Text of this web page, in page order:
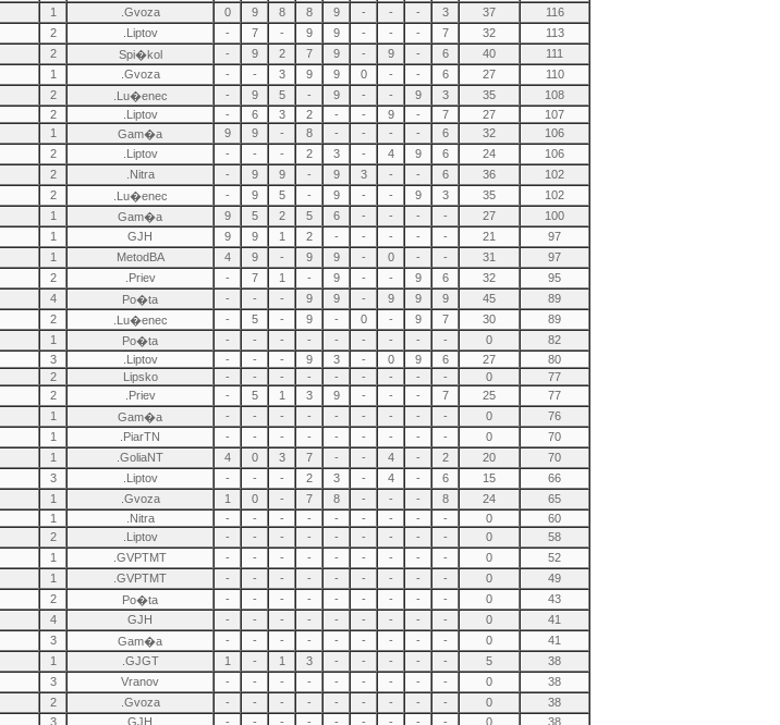
1 .Gvoza 0 9 8 8 9 - - - 3 37
116
2 .Liptov - 7 - 9 9 - - - 7 32
113
2 Spi�kol - 9 2 7 9 - 9 - 6 40
111
1 .Gvoza - - 3 9 9 0 - - 6 27
110
2 .Lu�enec - 9 5 - 9 - - 9 3 35
108
2 .Liptov - 6 3 2 - - 9 - 7 27
107
1 Gam�a 9 9 - 8 - - - - 6 32
106
2 .Liptov - - - 2 3 - 4 9 6 24
106
2 .Nitra - 9 9 - 9 3 - - 6 36
102
2 .Lu�enec - 9 5 - 9 - - 9 3 35
102
1 Gam�a 9 5 2 5 6 - - - - 27
100
1 GJH 9 9 1 2 - - - - - 21
97
1 MetodBA 4 9 - 9 9 - 0 - - 31
97
2 .Priev - 7 1 - 9 - - 9 6 32
95
4 Po�ta - - - 9 9 - 9 9 9 45
89
2 .Lu�enec - 5 - 9 - 0 - 9 7 30
89
1 Po�ta - - - - - - - - - 0
82
3 .Liptov - - - 9 3 - 0 9 6 27
80
2 Lipsko - - - - - - - - - 0
77
2 .Priev - 5 1 3 9 - - - 7 25
77
1 Gam�a - - - - - - - - - 0
76
1 .PiarTN - - - - - - - - - 0
70
1 .GoliaNT 4 0 3 7 - - 4 - 2 20
70
3 .Liptov - - - 2 3 - 4 - 6 15
66
1 .Gvoza 1 0 - 7 8 - - - 8 24
65
1 .Nitra - - - - - - - - - 0
60
2 .Liptov - - - - - - - - - 0
58
1 .GVPTMT - - - - - - - - - 0
52
1 .GVPTMT - - - - - - - - - 0
49
2 Po�ta - - - - - - - - - 0
43
4 GJH - - - - - - - - - 0
41
3 Gam�a - - - - - - - - - 0
41
1 .GJGT 1 - 1 3 - - - - - 5
38
3 Vranov - - - - - - - - - 0
38
2 .Gvoza - - - - - - - - - 0
38
3 GJH - - - - - - - - - 0 38